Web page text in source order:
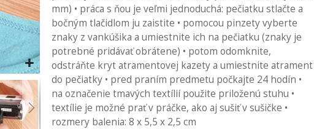
mm) • práca s ňou je veľmi jednoduchá: pečiatku stlačte a
bočným tlačidlom ju zaistite • pomocou pinzety vyberte
znaky z vankúšika a umiestnite ich na pečiatku (znaky je
potrebné pridávať obrátene) • potom odomknite,
odstráňte kryt atramentovej kazety a umiestnite atrament
do pečiatky • pred praním predmetu počkajte 24 hodín •
na označenie tmavých textílií použite priloženú stuhu •
textílie je možné prať v práčke, ako aj sušiť v sušičke •
rozmery balenia: 8 x 5,5 x 2,5 cm